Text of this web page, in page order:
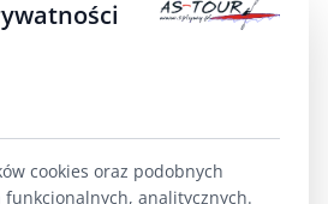
i gotowe.
w woreczku
cookies oraz podobnych
analitycznych.